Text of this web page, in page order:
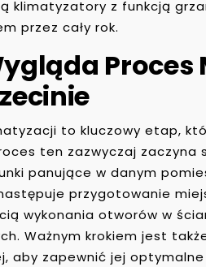
klimatyzatory z funkcją
przez cały rok.
to kluczowy etap,
ten zazwyczaj
panujące w danym
przygotowanie
wykonania otworów w
Ważnym krokiem jest
aby zapewnić jej